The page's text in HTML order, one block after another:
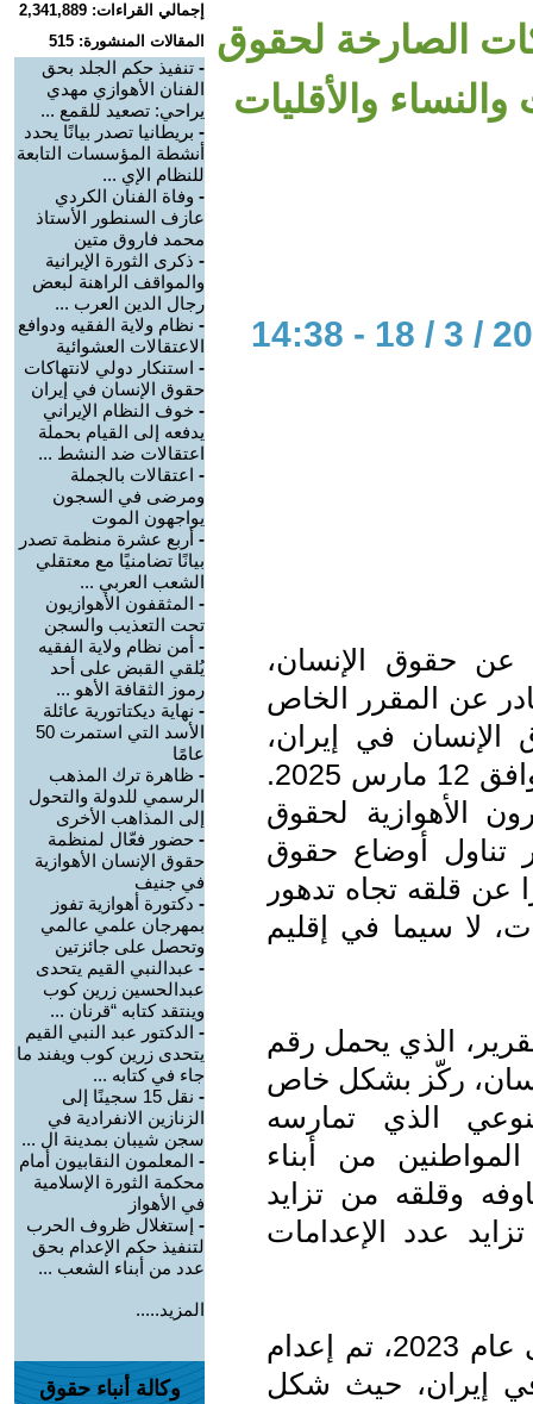
الصارخة لحقوق
والأقليات
عن حقوق الإنسان،
عن المقرر الخاص
الإنسان في إيران،
والذي صدر يوم الأربعاء الماضي، الموافق 12 مارس 2025.
الأهوازية لحقوق
تناول أوضاع حقوق
عن قلقه تجاه تدهور
لا سيما في إقليم
الذي يحمل رقم
ركّز بشكل خاص
الذي تمارسه
المواطنين من أبناء
وقلقه من تزايد
عدد الإعدامات
وذكر التقرير أنه منذ عام 2010 وحتى عام 2023، تم إعدام
سياسيًا في إيران، حيث شكل
إجمالي القراءات: 2,341,889
المقالات المنشورة: 515
- تنفيذ حكم الجلد بحق
الفنان الأهوازي مهدي
يراحي: تصعيد للقمع ...
- بريطانيا تصدر بيانًا يحدد
أنشطة المؤسسات التابعة
للنظام الإي ...
- وفاة الفنان الكردي
عازف السنطور الأستاذ
محمد فاروق متين
- ذكرى الثورة الإيرانية
والمواقف الراهنة لبعض
رجال الدين العرب ...
- نظام ولاية الفقيه ودوافع
الاعتقالات العشوائية
- استنكار دولي لانتهاكات
حقوق الإنسان في إيران
- خوف النظام الإيراني
يدفعه إلى القيام بحملة
اعتقالات ضد النشط ...
- اعتقالات بالجملة
ومرضى في السجون
يواجهون الموت
- أربع عشرة منظمة تصدر
بيانًا تضامنيًا مع معتقلي
الشعب العربي ...
- المثقفون الأهوازيون
تحت التعذيب والسجن
- أمن نظام ولاية الفقيه
يُلقي القبض على أحد
رموز الثقافة الأهو ...
- نهاية ديكتاتورية عائلة
الأسد التي استمرت 50
عامًا
- ظاهرة ترك المذهب
الرسمي للدولة والتحول
إلى المذاهب الأخرى
- حضور فعّال لمنظمة
حقوق الإنسان الأهوازية
في جنيف
- دكتورة أهوازية تفوز
بمهرجان علمي عالمي
وتحصل على جائزتين
- عبدالنبي القيم يتحدى
عبدالحسين زرين كوب
وينتقد كتابه “قرنان ...
- الدكتور عبد النبي القيم
يتحدى زرين كوب ويفند ما
جاء في كتابه ...
-
نقل 15 سجينًا إلى
الزنازين الانفرادية في
سجن شيبان بمدينة ال ...
- المعلمون النقابيون أمام
محكمة الثورة الإسلامية
في الأهواز
- إستغلال ظروف الحرب
لتنفيذ حكم الإعدام بحق
عدد من أبناء الشعب ...
المزيد.....
وكالة أنباء حقوق